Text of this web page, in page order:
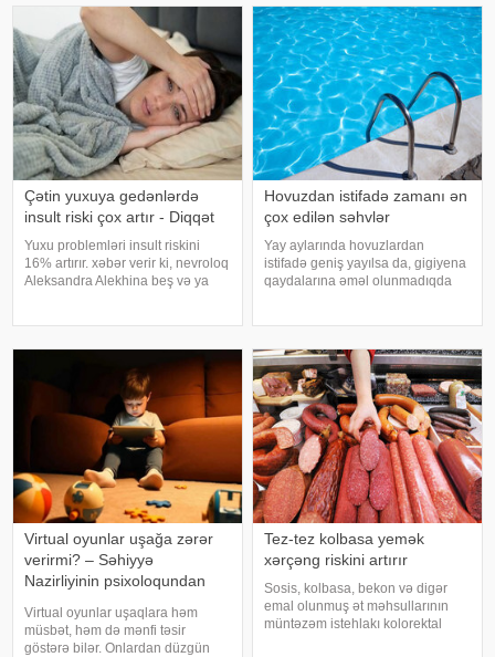
ürəkbulanma kimi hallara səbəb
verə bilər. Lakin b
Çətin yuxuya gedənlərdə
insult riski çox artır - Diqqət
Yuxu problemləri insult riskini
16% artırır. xəbər verir ki, nevroloq
Aleksandra Alekhina beş və ya
artdığını deyib. İnsult ciddi və
Hovuzdan istifadə zamanı ən
çox edilən səhvlər
Yay aylarında hovuzlardan
istifadə geniş yayılsa da, gigiyena
qaydalarına əməl olunmadıqda
sonra duş qəbul etmək, hovuz
kənarınd
Virtual oyunlar uşağa zərər
verirmi? – Səhiyyə
Nazirliyinin psixoloqundan
Virtual oyunlar uşaqlara həm
müsbət, həm də mənfi təsir
göstərə bilər. Onlardan düzgün
Tez-tez kolbasa yemək
xərçəng riskini artırır
Sosis, kolbasa, bekon və digər
emal olunmuş ət məhsullarının
müntəzəm istehlakı kolorektal